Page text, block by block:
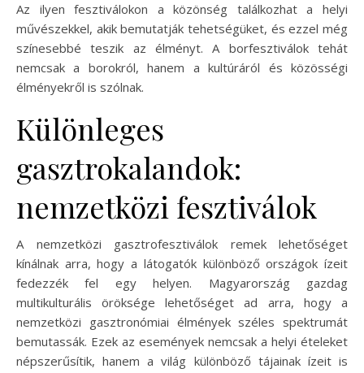
Az ilyen fesztiválokon a közönség találkozhat a helyi
művészekkel, akik bemutatják tehetségüket, és ezzel még
színesebbé teszik az élményt. A borfesztiválok tehát
nemcsak a borokról, hanem a kultúráról és közösségi
élményekről is szólnak.
Különleges
gasztrokalandok:
nemzetközi fesztiválok
A nemzetközi gasztrofesztiválok remek lehetőséget
kínálnak arra, hogy a látogatók különböző országok ízeit
fedezzék fel egy helyen. Magyarország gazdag
multikulturális öröksége lehetőséget ad arra, hogy a
nemzetközi gasztronómiai élmények széles spektrumát
bemutassák. Ezek az események nemcsak a helyi ételeket
népszerűsítik, hanem a világ különböző tájainak ízeit is